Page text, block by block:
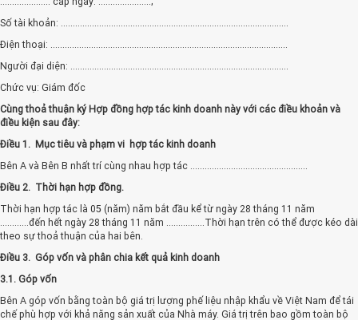
Số tài khoản: ...............................................................................................
Điện thoại: ...................................................................................................
Người đại diện: ...........................................................................................
Chức vụ: Giám đốc
Cùng thoả thuận ký Hợp đồng hợp tác kinh doanh này với các điều khoản và
điều kiện sau đây:
Điều 1. Mục tiêu và phạm vi hợp tác kinh doanh
Bên A và Bên B nhất trí cùng nhau hợp tác .................................................
Điều 2. Thời hạn hợp đồng.
Thời hạn hợp tác là 05 (năm) năm bắt đầu kể từ ngày 28 tháng 11 năm
............đến hết ngày 28 tháng 11 năm ................Thời hạn trên có thể được kéo dài
theo sự thoả thuận của hai bên.
Điều 3. Góp vốn và phân chia kết quả kinh doanh
3.1. Góp vốn
Bên A góp vốn bằng toàn bộ giá trị lượng phế liệu nhập khẩu về Việt Nam để tái
chế phù hợp với khả năng sản xuất của Nhà máy. Giá trị trên bao gồm toàn bộ